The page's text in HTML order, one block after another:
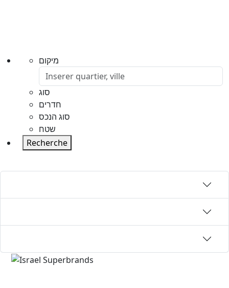
מיקום
סוג
חדרים
סוג הנכס
שטח
Recherche